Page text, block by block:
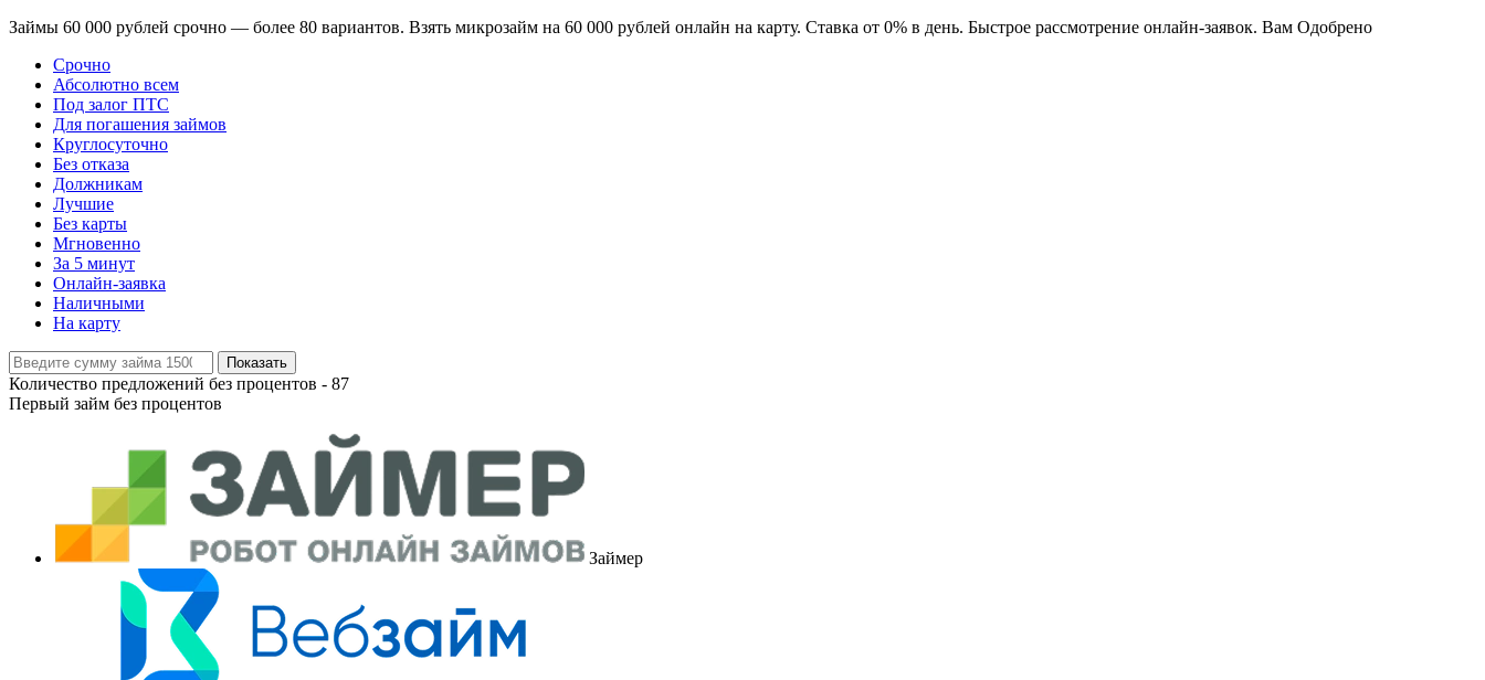
Займы 60 000 рублей срочно — более 80 вариантов. Взять микрозайм на 60 000 рублей онлайн на карту. Ставка от 0% в день. Быстрое рассмотрение онлайн-заявок. Вам Одобрено
Срочно
Абсолютно всем
Под залог ПТС
Для погашения займов
Круглосуточно
Без отказа
Должникам
Лучшие
Без карты
Мгновенно
За 5 минут
Онлайн-заявка
Наличными
На карту
Показать
Количество предложений без процентов - 87
Первый займ без процентов
Займер